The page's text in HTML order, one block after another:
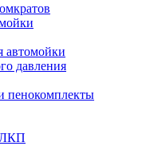
автомойки
давления
пенокомплекты
ЛКП